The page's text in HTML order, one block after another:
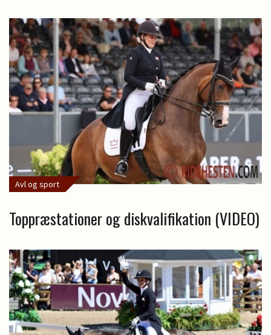
Avl og sport
Toppræstationer og diskvalifikation (VIDEO)